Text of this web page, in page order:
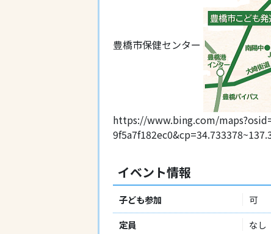
豊橋市保健センター
https://www.bing.com/
イベント情報
子ども参加
可
定員
なし